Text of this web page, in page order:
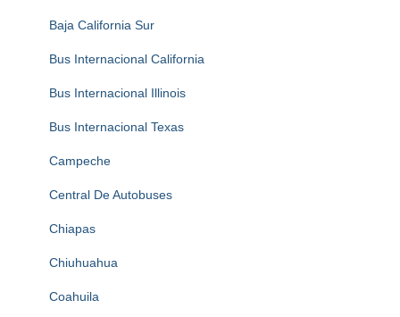
Baja California Sur
Bus Internacional California
Bus Internacional Illinois
Bus Internacional Texas
Campeche
Central De Autobuses
Chiapas
Chiuhuahua
Coahuila